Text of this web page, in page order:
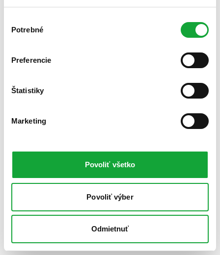
súhlasu
Potrebné
Preferencie
Štatistiky
Marketing
Povoliť všetko
Povoliť výber
Odmietnuť